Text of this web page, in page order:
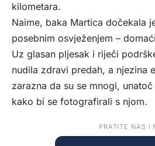
kilometara.
Naime, baka Martica dočekala
posebnim osvježenjem –
Uz glasan pljesak i riječi
nudila zdravi predah, a njezina
zarazna da su se mnogi,
kako bi se fotografirali s njom.
PRATITE NAS I